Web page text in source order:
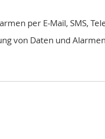
per E-Mail, SMS,
von Daten und